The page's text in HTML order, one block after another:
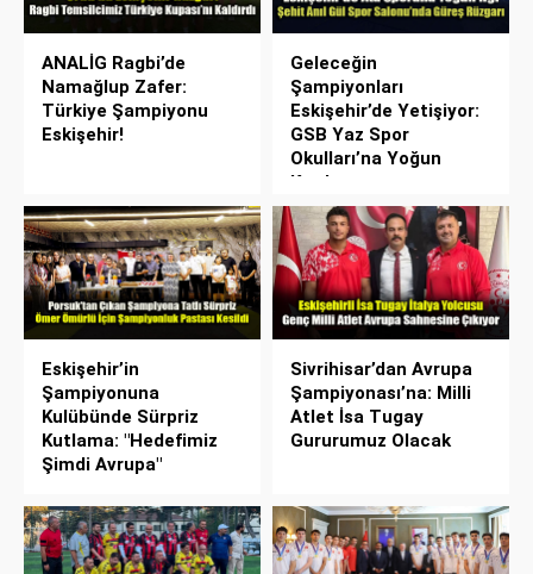
ANALİG Ragbi’de
Namağlup Zafer:
Türkiye Şampiyonu
Eskişehir!
Geleceğin
Şampiyonları
Eskişehir’de Yetişiyor:
GSB Yaz Spor
Okulları’na Yoğun
Katılım
Eskişehir’in
Şampiyonuna
Kulübünde Sürpriz
Kutlama: "Hedefimiz
Şimdi Avrupa"
Sivrihisar’dan Avrupa
Şampiyonası’na: Milli
Atlet İsa Tugay
Gururumuz Olacak